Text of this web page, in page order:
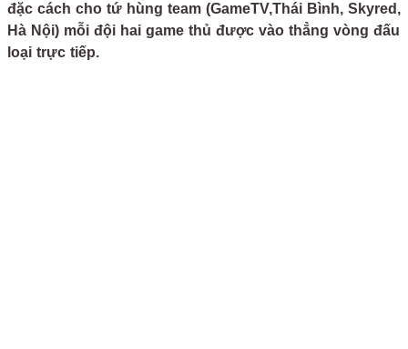
đặc cách cho tứ hùng team (GameTV,Thái Bình, Skyred,
Hà Nội) mỗi đội hai game thủ được vào thẳng vòng đấu
loại trực tiếp.